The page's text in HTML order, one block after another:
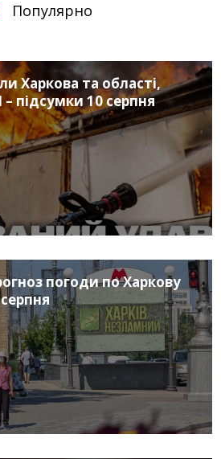
Популярно
Харкова та області,
підсумки 10 серпня
погоди по Харкову